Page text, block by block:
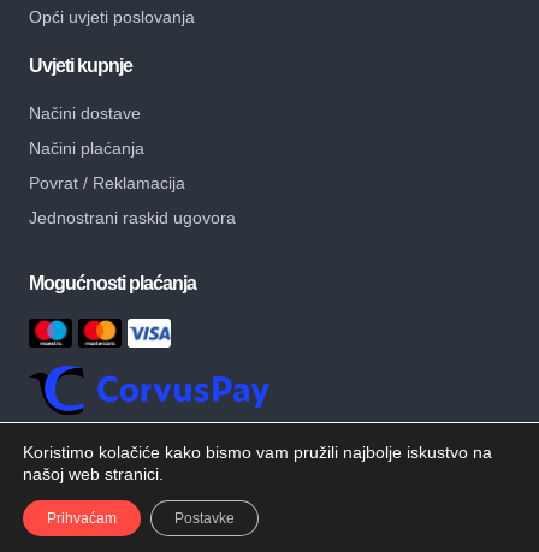
Opći uvjeti poslovanja
Uvjeti kupnje
Načini dostave
Načini plaćanja
Povrat / Reklamacija
Jednostrani raskid ugovora
Mogućnosti plaćanja
© Copyright – MB Alati – Sva prava pridržana.
Developed by
Koristimo kolačiće kako bismo vam pružili najbolje iskustvo na
našoj web stranici.
Prihvaćam Postavke